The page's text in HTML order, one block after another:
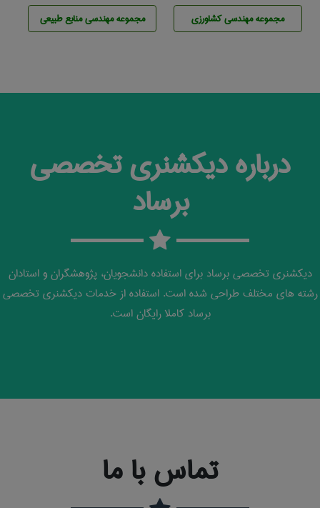
مجموعه مهندسی كشاورزی مجموعه مهندسی منابع طبيعی
درباره دیکشنری تخصصی
برساد
دیکشنری تخصصی برساد برای استفاده دانشجویان، پژوهشگران و استادان
رشته های مختلف طراحی شده است. استفاده از خدمات دیکشنری تخصصی
برساد کاملا رایگان است.
تماس با ما